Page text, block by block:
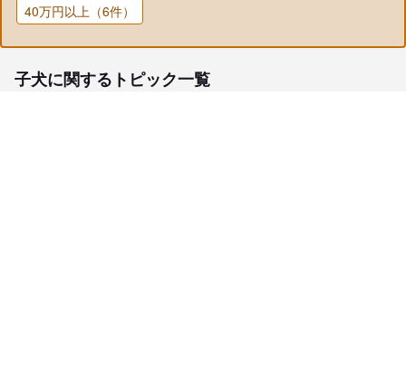
40万円以上（6件）
子犬に関するトピック一覧